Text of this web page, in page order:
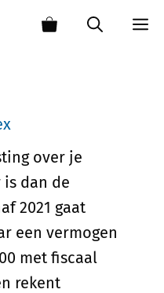
over je
dan de
2021 gaat
een vermogen
met fiscaal
rekent